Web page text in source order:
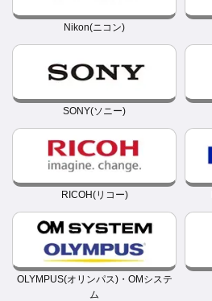
Nikon(ニコン)
SONY(ソニー)
RICOH(リコー)
OLYMPUS(オリンパス)・OMシステ
ム